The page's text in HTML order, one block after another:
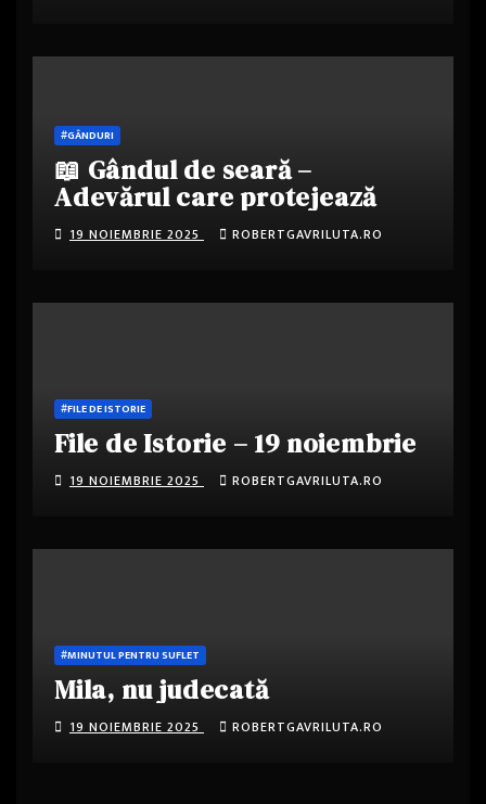
#GÂNDURI
📖 Gândul de seară –
Adevărul care protejează
19 NOIEMBRIE 2025 ROBERTGAVRILUTA.RO
#FILE DE ISTORIE
File de Istorie – 19 noiembrie
19 NOIEMBRIE 2025 ROBERTGAVRILUTA.RO
#MINUTUL PENTRU SUFLET
Mila, nu judecată
19 NOIEMBRIE 2025 ROBERTGAVRILUTA.RO